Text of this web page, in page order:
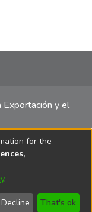
Exportación y el
7400 Calle Uno
San Isidro -
for the
.
Decline That's ok